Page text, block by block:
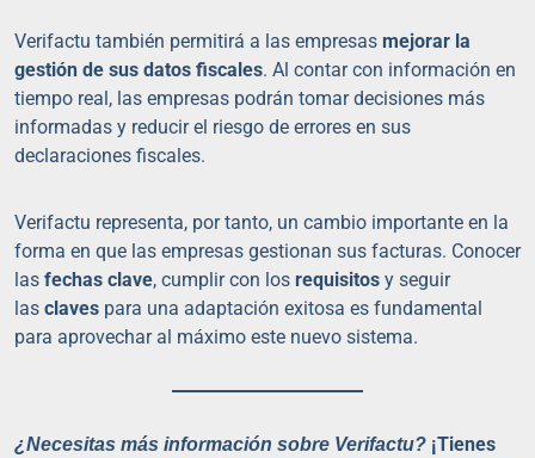
Verifactu también permitirá a las empresas mejorar la
gestión de sus datos fiscales. Al contar con información en
tiempo real, las empresas podrán tomar decisiones más
informadas y reducir el riesgo de errores en sus
declaraciones fiscales.
Verifactu representa, por tanto, un cambio importante en la
forma en que las empresas gestionan sus facturas. Conocer
las fechas clave, cumplir con los requisitos y seguir
las claves para una adaptación exitosa es fundamental
para aprovechar al máximo este nuevo sistema.
¿Necesitas más información sobre Verifactu? ¡Tienes